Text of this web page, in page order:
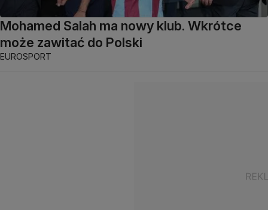
Mohamed Salah ma nowy klub. Wkrótce
może zawitać do Polski
EUROSPORT